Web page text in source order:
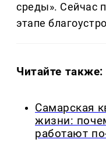
среды». Сейчас
этапе
Читайте также:
Самарская
жизни:
работают